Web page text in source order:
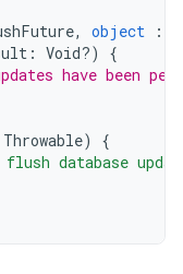
, object :
: Void?)
{
have been
Throwable)
{
database